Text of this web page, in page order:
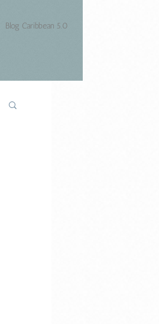
Blog Caribbean 5.0